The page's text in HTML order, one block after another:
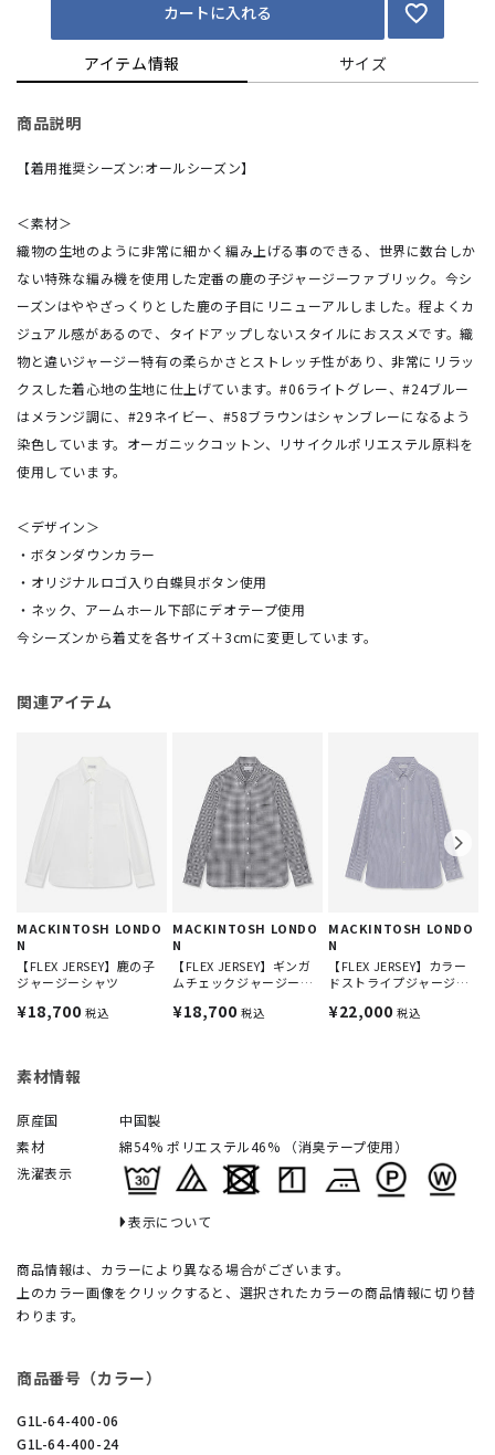
カートに入れる
アイテム情報 サイズ
商品説明
【着用推奨シーズン:オールシーズン】
＜素材＞
織物の生地のように非常に細かく編み上げる事のできる、世界に数台しか
ない特殊な編み機を使用した定番の鹿の子ジャージーファブリック。今シ
ーズンはややざっくりとした鹿の子目にリニューアルしました。程よくカ
ジュアル感があるので、タイドアップしないスタイルにおススメです。織
物と違いジャージー特有の柔らかさとストレッチ性があり、非常にリラッ
クスした着心地の生地に仕上げています。#06ライトグレー、#24ブルー
はメランジ調に、#29ネイビー、#58ブラウンはシャンブレーになるよう
染色しています。オーガニックコットン、リサイクルポリエステル原料を
使用しています。
＜デザイン＞
・ボタンダウンカラー
・オリジナルロゴ入り白蝶貝ボタン使用
・ネック、アームホール下部にデオテープ使用
今シーズンから着丈を各サイズ＋3cmに変更しています。
関連アイテム
MACKINTOSH LONDO
N
【FLEX JERSEY】鹿の子
ジャージーシャツ
¥18,700 税込
MACKINTOSH LONDO
N
【FLEX JERSEY】ギンガ
ムチェックジャージーシ
¥18,700 税込
MACKINTOSH LONDO
N
【FLEX JERSEY】カラー
ドストライプジャージー
¥22,000 税込
素材情報
原産国
中国製
素材
綿54% ポリエステル46% （消臭テープ使用）
洗濯表示
表示について
商品情報は、カラーにより異なる場合がございます。
上のカラー画像をクリックすると、選択されたカラーの商品情報に切り替
わります。
商品番号（カラー）
G1L-64-400-06
G1L-64-400-24